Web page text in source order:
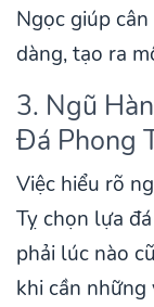
Ngọc giúp
dàng, tạo ra
3. Ngũ
Đá Phong
Việc hiểu rõ
Tỵ chọn lựa
phải lúc nào
khi cần những